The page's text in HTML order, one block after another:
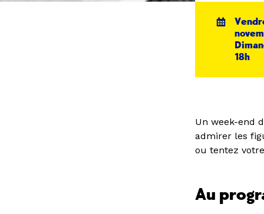
18h
Un week-end
admirer les
ou tentez
Au